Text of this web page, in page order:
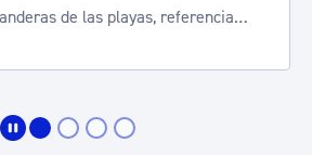
de las playas, referencia